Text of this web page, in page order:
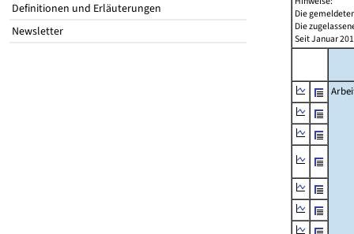
Definitionen und Erläuterungen
Newsletter
Die
Die
Seit Januar